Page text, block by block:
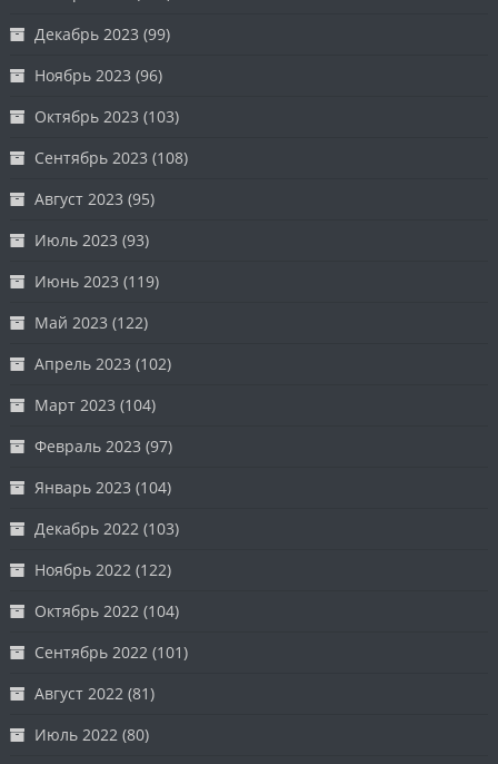
Декабрь 2023 (99)
Ноябрь 2023 (96)
Октябрь 2023 (103)
Сентябрь 2023 (108)
Август 2023 (95)
Июль 2023 (93)
Июнь 2023 (119)
Май 2023 (122)
Апрель 2023 (102)
Март 2023 (104)
Февраль 2023 (97)
Январь 2023 (104)
Декабрь 2022 (103)
Ноябрь 2022 (122)
Октябрь 2022 (104)
Сентябрь 2022 (101)
Август 2022 (81)
Июль 2022 (80)